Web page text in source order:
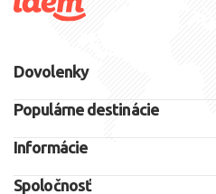
Dovolenky
Populárne destinácie
Informácie
Spoločnosť